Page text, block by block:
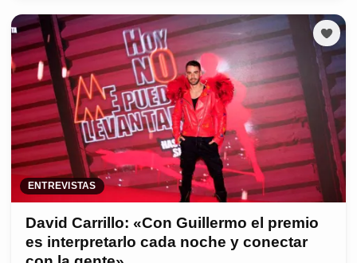
ENTREVISTAS
David Carrillo: «Con Guillermo el premio
es interpretarlo cada noche y conectar